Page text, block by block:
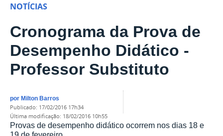
NOTÍCIAS
Cronograma da Prova de
Desempenho Didático -
Professor Substituto
por Milton Barros
publicado: 17/02/2016 17h34
última modificação: 18/02/2016 10h55
Provas de desempenho didático ocorrem nos dias 18 e